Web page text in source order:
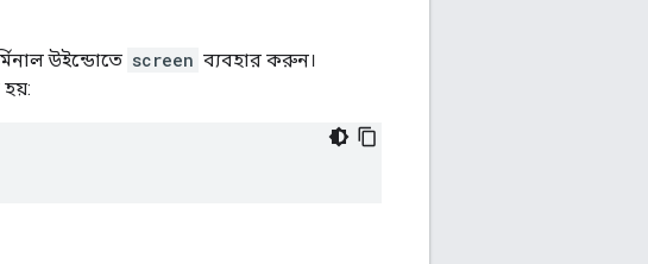
উইন্ডোতে screen ব্যবহার করুন।
হয়: